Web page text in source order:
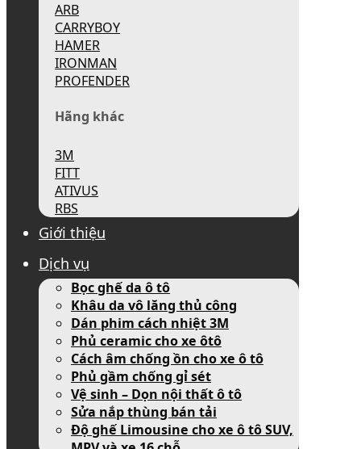
ARB
CARRYBOY
HAMER
IRONMAN
PROFENDER
Hãng khác
3M
FITT
ATIVUS
RBS
Giới thiệu
Dịch vụ
Bọc ghế da ô tô
Khâu da vô lăng thủ công
Dán phim cách nhiệt 3M
Phủ ceramic cho xe ôtô
Cách âm chống ồn cho xe ô tô
Phủ gầm chống gỉ sét
Vệ sinh – Dọn nội thất ô tô
Sửa nắp thùng bán tải
Độ ghế Limousine cho xe ô tô SUV,